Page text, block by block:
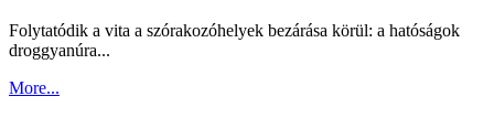
Folytatódik a vita a szórakozóhelyek bezárása körül: a hatóságok
droggyanúra...
More...